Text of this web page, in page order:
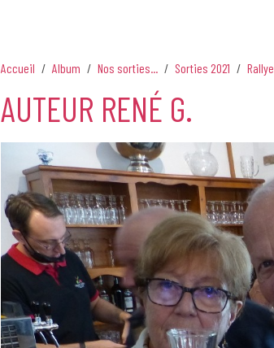
Accueil Album Nos sorties... Sorties 2021
AUTEUR RENÉ G.